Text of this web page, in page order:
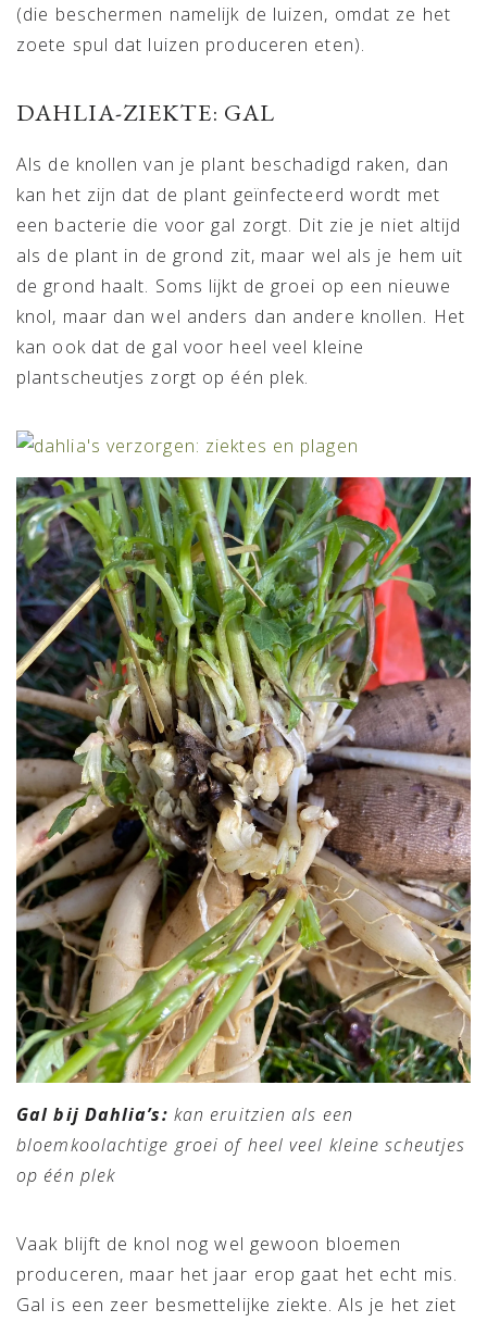
(die beschermen namelijk de luizen, omdat ze het
zoete spul dat luizen produceren eten).
DAHLIA-ZIEKTE: GAL
Als de knollen van je plant beschadigd raken, dan
kan het zijn dat de plant geïnfecteerd wordt met
een bacterie die voor gal zorgt. Dit zie je niet altijd
als de plant in de grond zit, maar wel als je hem uit
de grond haalt. Soms lijkt de groei op een nieuwe
knol, maar dan wel anders dan andere knollen. Het
kan ook dat de gal voor heel veel kleine
plantscheutjes zorgt op één plek.
Gal bij Dahlia’s: kan eruitzien als een
bloemkoolachtige groei of heel veel kleine scheutjes
op één plek
Vaak blijft de knol nog wel gewoon bloemen
produceren, maar het jaar erop gaat het echt mis.
Gal is een zeer besmettelijke ziekte. Als je het ziet